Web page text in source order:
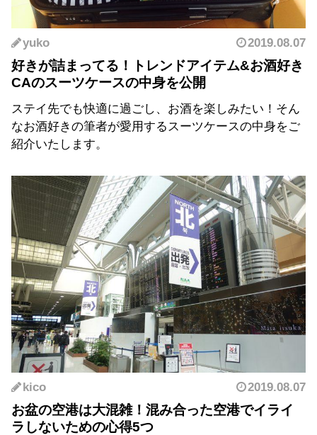
yuko 2019.08.07
好きが詰まってる！トレンドアイテム&お酒好き
CAのスーツケースの中身を公開
ステイ先でも快適に過ごし、お酒を楽しみたい！そん
なお酒好きの筆者が愛用するスーツケースの中身をご
紹介いたします。
kico 2019.08.07
お盆の空港は大混雑！混み合った空港でイライ
ラしないための心得5つ